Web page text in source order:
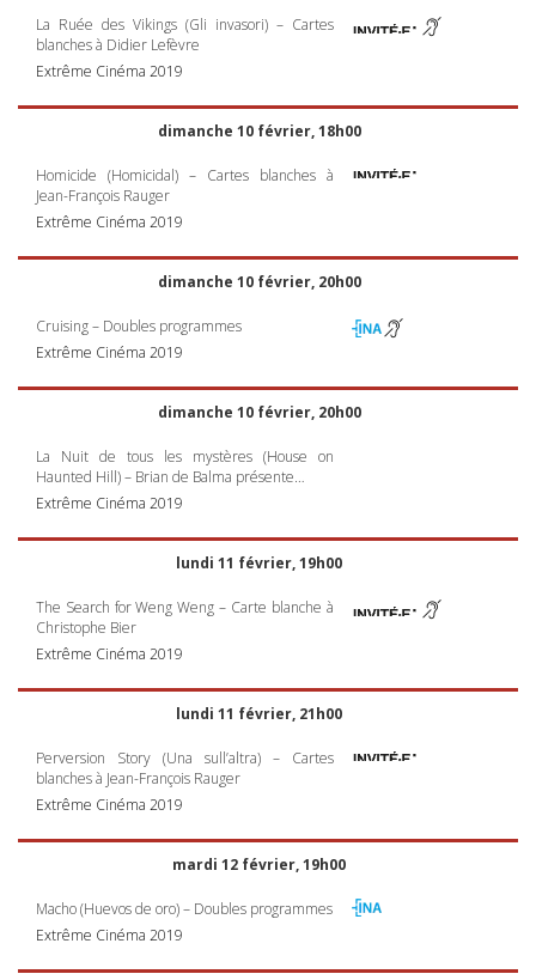
La Ruée des Vikings (Gli invasori) – Cartes
blanches à Didier Lefèvre
Extrême Cinéma 2019
dimanche 10 février, 18h00
Homicide (Homicidal) – Cartes blanches à
Jean-François Rauger
Extrême Cinéma 2019
dimanche 10 février, 20h00
Cruising – Doubles programmes
Extrême Cinéma 2019
dimanche 10 février, 20h00
La Nuit de tous les mystères (House on
Haunted Hill) – Brian de Balma présente…
Extrême Cinéma 2019
lundi 11 février, 19h00
The Search for Weng Weng – Carte blanche à
Christophe Bier
Extrême Cinéma 2019
lundi 11 février, 21h00
Perversion Story (Una sull’altra) – Cartes
blanches à Jean-François Rauger
Extrême Cinéma 2019
mardi 12 février, 19h00
Macho (Huevos de oro) – Doubles programmes
Extrême Cinéma 2019